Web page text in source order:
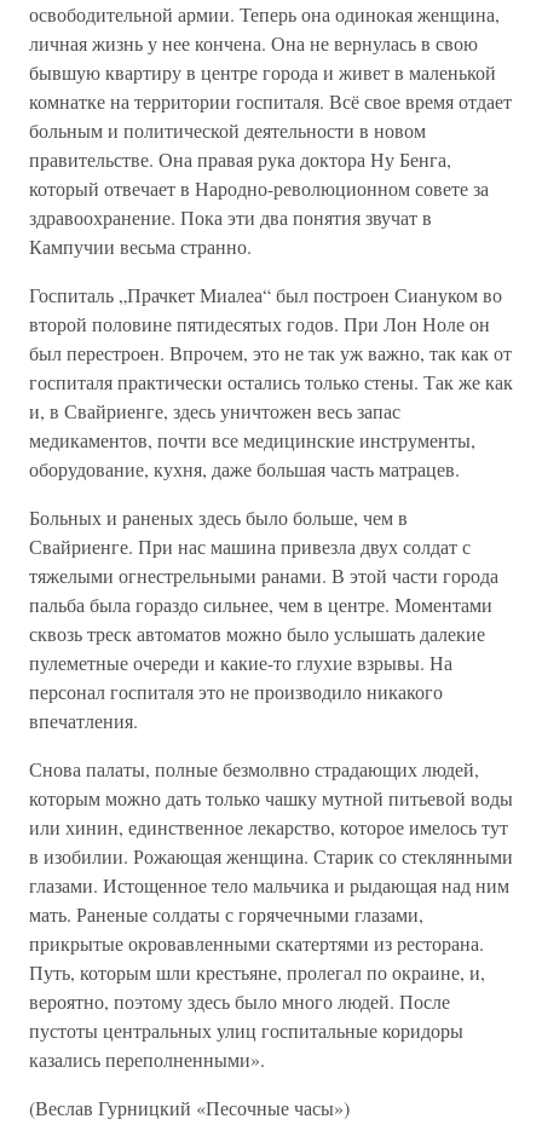
освободительной армии. Теперь она одинокая женщина,
личная жизнь у нее кончена. Она не вернулась в свою
бывшую квартиру в центре города и живет в маленькой
комнатке на территории госпиталя. Всё свое время отдает
больным и политической деятельности в новом
правительстве. Она правая рука доктора Ну Бенга,
который отвечает в Народно-революционном совете за
здравоохранение. Пока эти два понятия звучат в
Кампучии весьма странно.
Госпиталь „Прачкет Миалеа“ был построен Сиануком во
второй половине пятидесятых годов. При Лон Ноле он
был перестроен. Впрочем, это не так уж важно, так как от
госпиталя практически остались только стены. Так же как
и, в Свайриенге, здесь уничтожен весь запас
медикаментов, почти все медицинские инструменты,
оборудование, кухня, даже большая часть матрацев.
Больных и раненых здесь было больше, чем в
Свайриенге. При нас машина привезла двух солдат с
тяжелыми огнестрельными ранами. В этой части города
пальба была гораздо сильнее, чем в центре. Моментами
сквозь треск автоматов можно было услышать далекие
пулеметные очереди и какие-то глухие взрывы. На
персонал госпиталя это не производило никакого
впечатления.
Снова палаты, полные безмолвно страдающих людей,
которым можно дать только чашку мутной питьевой воды
или хинин, единственное лекарство, которое имелось тут
в изобилии. Рожающая женщина. Старик со стеклянными
глазами. Истощенное тело мальчика и рыдающая над ним
мать. Раненые солдаты с горячечными глазами,
прикрытые окровавленными скатертями из ресторана.
Путь, которым шли крестьяне, пролегал по окраине, и,
вероятно, поэтому здесь было много людей. После
пустоты центральных улиц госпитальные коридоры
казались переполненными».
(Веслав Гурницкий «Песочные часы»)